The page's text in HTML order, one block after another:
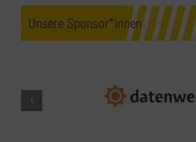
Unsere Sponsor*innen